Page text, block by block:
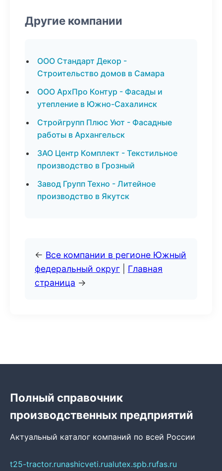
Другие компании
ООО Стандарт Декор -
Строительство домов в Самара
ООО АрхПро Контур - Фасады и
утепление в Южно-Сахалинск
Стройгрупп Плюс Уют - Фасадные
работы в Архангельск
ЗАО Центр Комплект - Текстильное
производство в Грозный
Завод Групп Техно - Литейное
производство в Якутск
← Все компании в регионе Южный
федеральный округ
Главная
страница →
Полный справочник
производственных предприятий
Актуальный каталог компаний по всей России
t25-tractor.runashicveti.rualutex.spb.rufas.ru